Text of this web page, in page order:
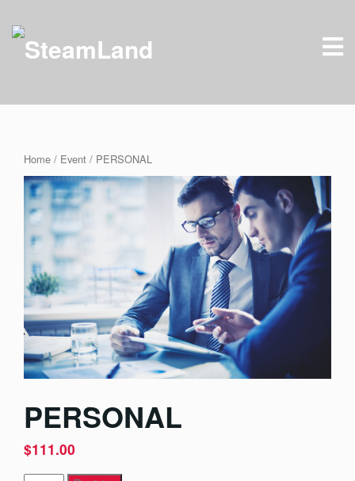
Home / Event / PERSONAL
PERSONAL
$111.00